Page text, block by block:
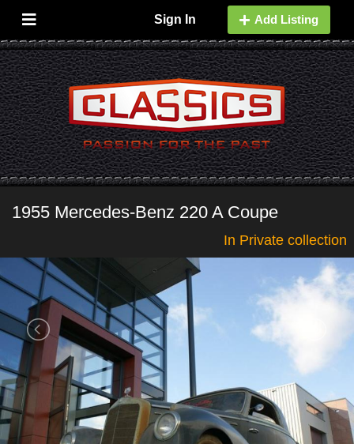
Sign In Add Listing
1955 Mercedes-Benz 220 A Coupe
In Private collection